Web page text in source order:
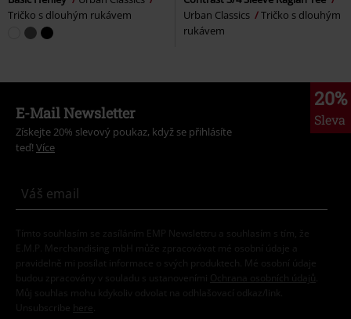
Tričko s dlouhým rukávem
Urban Classics
Tričko s dlouhým
rukávem
20%
Sleva
E-Mail Newsletter
Získejte 20% slevový poukaz, když se přihlásíte
teď! Více
Tímto souhlasím se zasíláním EMP Newslettru a souhlasím s tím, že
E.M.P. Merchandising mbH může zpracovávat mé osobní údaje a
pravidelně mi posílat informace o svých produktech. Mé osobní údaje
budou zpracovány v souladu s ustanoveními
Ochrana osobních údajů
Můj souhlas mohu kdykoliv odvolat na odhlašovací odkaz/link.
Unsubscribe here